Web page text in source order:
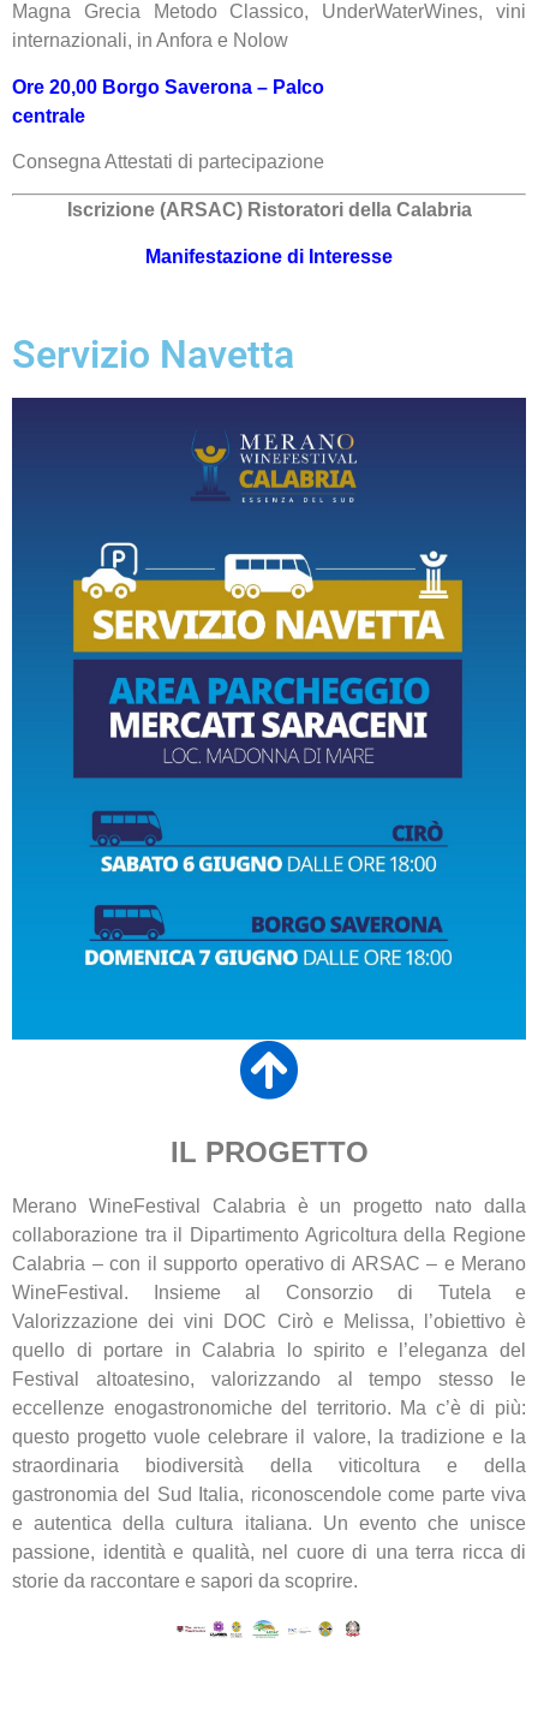
Magna Grecia Metodo Classico, UnderWaterWines, vini
internazionali, in Anfora e Nolow
Ore 20,00 Borgo Saverona – Palco
centrale
Consegna Attestati di partecipazione
Iscrizione (ARSAC) Ristoratori della Calabria
Manifestazione di Interesse
Servizio Navetta
IL PROGETTO
Merano WineFestival Calabria è un progetto nato dalla
collaborazione tra il Dipartimento Agricoltura della Regione
Calabria – con il supporto operativo di ARSAC – e Merano
WineFestival. Insieme al Consorzio di Tutela e
Valorizzazione dei vini DOC Cirò e Melissa, l’obiettivo è
quello di portare in Calabria lo spirito e l’eleganza del
Festival altoatesino, valorizzando al tempo stesso le
eccellenze enogastronomiche del territorio. Ma c’è di più:
questo progetto vuole celebrare il valore, la tradizione e la
straordinaria biodiversità della viticoltura e della
gastronomia del Sud Italia, riconoscendole come parte viva
e autentica della cultura italiana. Un evento che unisce
passione, identità e qualità, nel cuore di una terra ricca di
storie da raccontare e sapori da scoprire.